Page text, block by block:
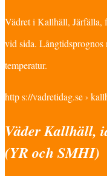
Vädret i Kallhäll, Järfälla,
vid sida. Långtidsprognos
temperatur.
http s://vadretidag.se ›
Väder Kallhäll,
(YR och SMHI)